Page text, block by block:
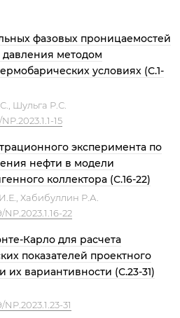
фазовых проницаемостей
методом
условиях (С.1-
Шульга Р.С.
15
эксперимента по
нефти в модели
коллектора (С.16-22)
Хабибуллин Р.А.
22
Карло для расчета
показателей проектного
вариантивности (С.23-31)
31